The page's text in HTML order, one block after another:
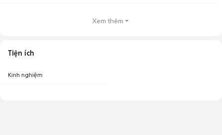
Xem thêm
Tiện ích
Kinh nghiệm